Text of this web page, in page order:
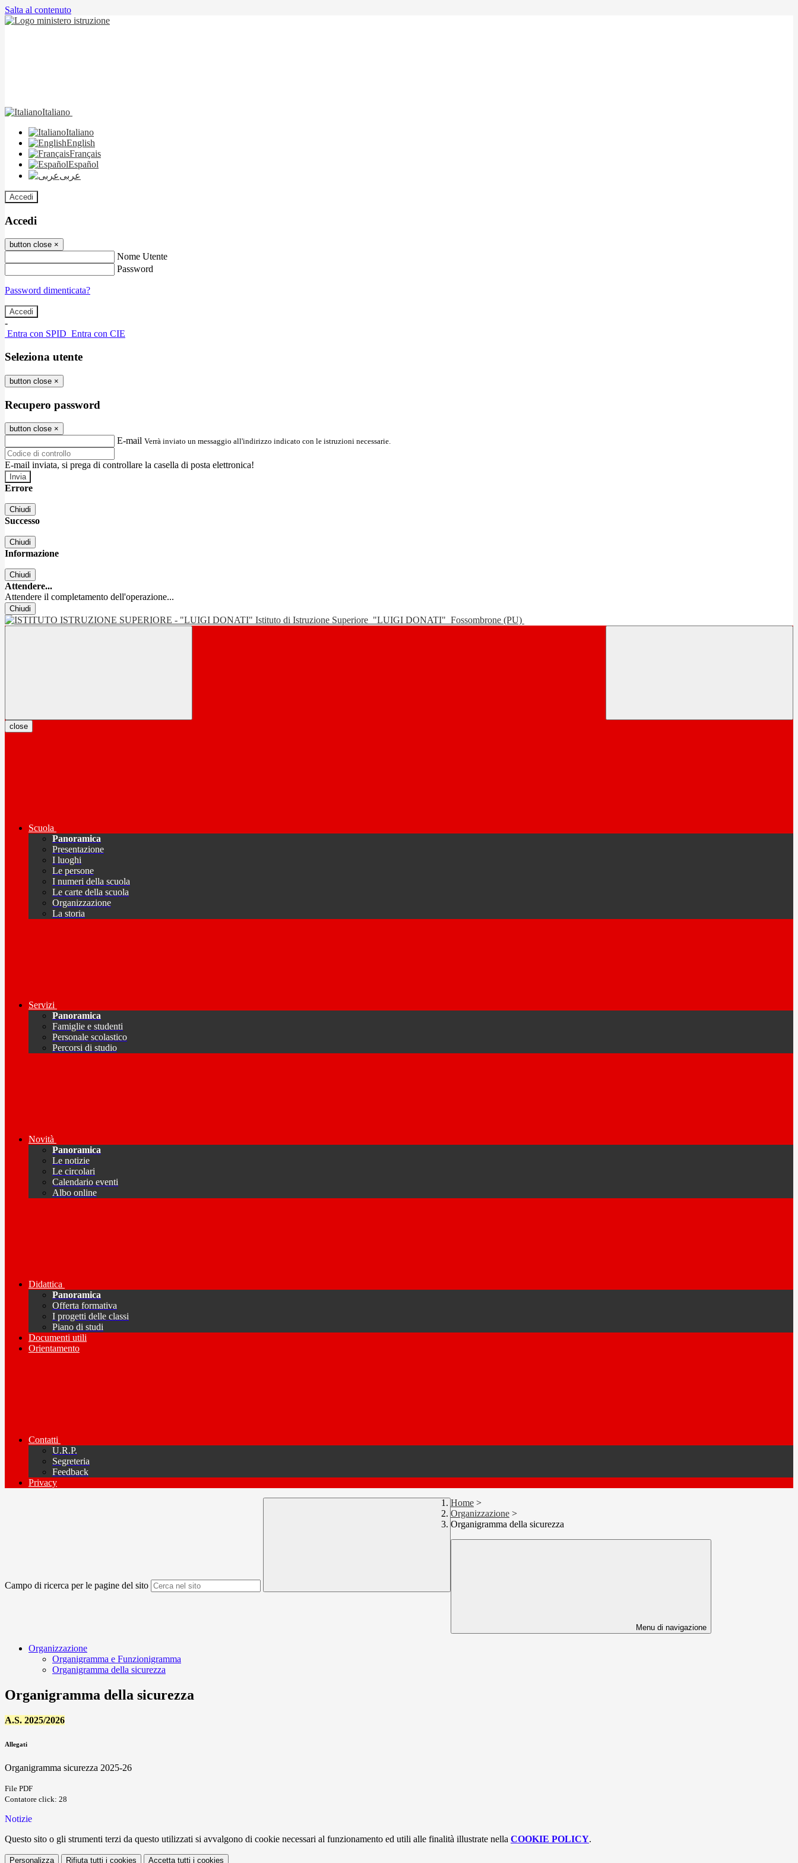
Salta al contenuto
Italiano
Italiano
English
Français
Español
عربى
Accedi
Accedi
button close ×
Nome Utente
Password
Password dimenticata?
-
Entra con SPID Entra con CIE
Seleziona utente
button close ×
Recupero password
button close ×
E-mail Verrà inviato un messaggio all'indirizzo indicato con le istruzioni necessarie.
E-mail inviata, si prega di controllare la casella di posta elettronica!
Errore
Chiudi
Successo
Chiudi
Informazione
Chiudi
Attendere...
Attendere il completamento dell'operazione...
Chiudi
Istituto di Istruzione Superiore "LUIGI DONATI" Fossombrone (PU)
close
Scuola
Panoramica
Presentazione
I luoghi
Le persone
I numeri della scuola
Le carte della scuola
Organizzazione
La storia
Servizi
Panoramica
Famiglie e studenti
Personale scolastico
Percorsi di studio
Novità
Panoramica
Le notizie
Le circolari
Calendario eventi
Albo online
Didattica
Panoramica
Offerta formativa
I progetti delle classi
Piano di studi
Documenti utili
Orientamento
Contatti
U.R.P.
Segreteria
Feedback
Privacy
Campo di ricerca per le pagine del sito
Home >
Organizzazione >
Organigramma della sicurezza
Menu di navigazione
Organizzazione
Organigramma e Funzionigramma
Organigramma della sicurezza
Organigramma della sicurezza
A.S. 2025/2026
Allegati
Organigramma sicurezza 2025-26
File PDF
Contatore click: 28
Notizie
Questo sito o gli strumenti terzi da questo utilizzati si avvalgono di cookie necessari al funzionamento ed utili alle finalità illustrate nella COOKIE POLICY.
Personalizza Rifiuta tutti i cookies Accetta tutti i cookies